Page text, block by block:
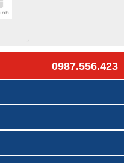
0987.556.423